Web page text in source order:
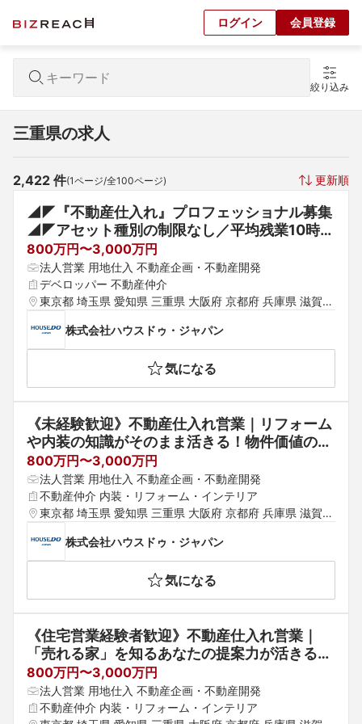
ログイン 会員登録
絞り込み
三重県の求人
2,422 件(1ページ/全100ページ) 更新順
◢◤『不動産仕入れ』プロフェッショナル募集
◢◤アセット種別の制限なし／平均残業10時間
未満／『東証プライム上場Gの資金力』×『1億
円の現場決裁』により裁量とスピードを極める
800万円〜3,000万円
法人営業 用地仕入 不動産企画・不動産開発
デベロッパー 不動産仲介
東京都 埼玉県 愛知県 三重県 大阪府 京都府 兵庫県 滋賀県
株式会社ハウスドゥ・ジャパン
気になる
《未経験歓迎》不動産仕入れ営業｜リフォーム
や内装の知識がそのまま活きる！物件価値の最
大化×トータルプロデュース◆東証プライム上
場グループ◆残業月平均10h未満・年休128日
以上可
800万円〜3,000万円
法人営業 用地仕入 不動産企画・不動産開発
不動産仲介 内装・リフォーム・インテリア
東京都 埼玉県 愛知県 三重県 大阪府 京都府 兵庫県 滋賀県
株式会社ハウスドゥ・ジャパン
気になる
《住宅営業経験者歓迎》不動産仕入れ営業｜
「売れる家」を知るあなたの提案力が活きる！
物件価値の最大化×トータルプロデュース◆東
証プライム上場グループ◆残業月平均10h未
満・年休128日以上可
800万円〜3,000万円
法人営業 用地仕入 不動産企画・不動産開発
不動産仲介 内装・リフォーム・インテリア